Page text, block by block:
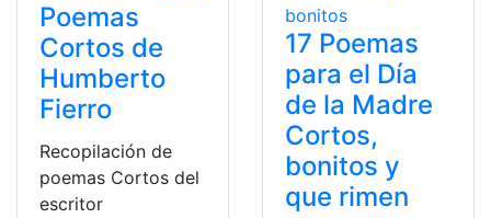
Poemas
Cortos de
Humberto
Fierro
Recopilación de
poemas Cortos del
escritor
17 Poemas
para el Día
de la Madre
Cortos,
bonitos y
que rimen